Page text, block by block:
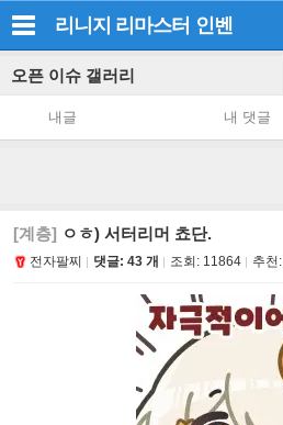
리니지 리마스터 인벤
오픈 이슈 갤러리
내글 내 댓글
[계층] ㅇㅎ) 서터리머 쵸단.
전자팔찌 댓글: 43 개 조회: 11864 추천: